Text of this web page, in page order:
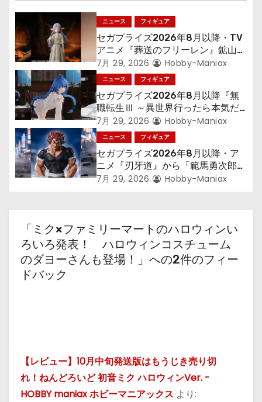
ョ
ン
ニュース フィギュア
セガプライズ2026年8月以降・TV
アニメ『葬送のフリーレン』鉱山で
300年働くことになっっちゃった
「フリーレン」を立体化！
7月 29, 2026 Hobby-Maniax
ニュース フィギュア
セガプライズ2026年8月以降『無
職転生Ⅲ ～異世界行ったら本気だ
す～』から「ロキシー」のフィギュ
アが登場！
7月 29, 2026 Hobby-Maniax
ニュース フィギュア
セガプライズ2026年8月以降・ア
ニメ『刃牙道』から「範馬勇次郎」
が登場ッッ!!
7月 29, 2026 Hobby-Maniax
「ミク×ファミリーマートのハロウィンい
ろいろ発表！ ハロウィンコスチューム
のダヨーさんも登場！」への2件のフィー
ドバック
【レビュー】10月中旬発送版はもうじき売り切
れ！ねんどろいど 初音ミク ハロウィンVer. -
HOBBY maniax ホビーマニアックス より: